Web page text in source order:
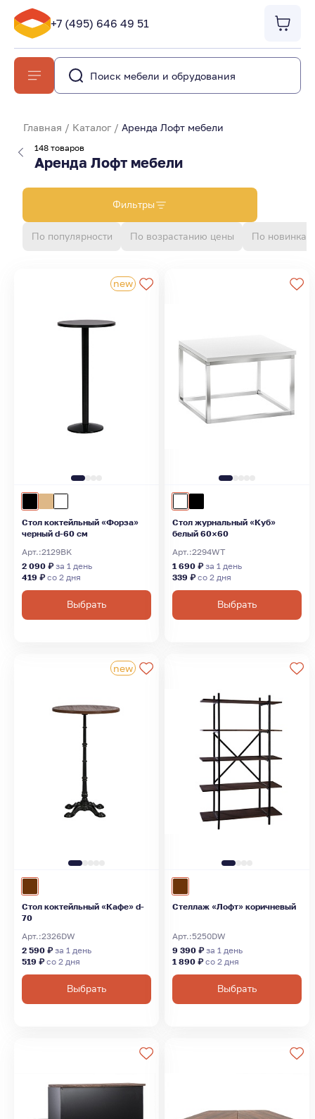
+7 (495) 646 49 51
Главная / Каталог/ Аренда Лофт мебели
Аренда Лофт мебели
148 товаров
Фильтры
По популярности По возрастанию цены По новинкам
Стол коктейльный «Форза»
черный d-60 см
Арт.:2129BK
2 090 ₽за 1 день
419 ₽со 2 дня
Выбрать
Стол журнальный «Куб»
белый 60×60
Арт.:2294WT
1 690 ₽за 1 день
339 ₽со 2 дня
Выбрать
Стол коктейльный «Кафе» d-
70
Арт.:2326DW
2 590 ₽за 1 день
519 ₽со 2 дня
Выбрать
Стеллаж «Лофт» коричневый
Арт.:5250DW
9 390 ₽за 1 день
1 890 ₽со 2 дня
Выбрать